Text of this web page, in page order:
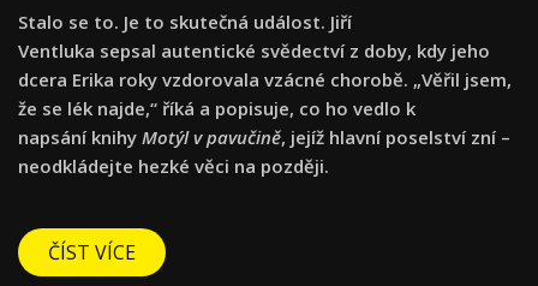
Stalo se to. Je to skutečná událost. Jiří
Ventluka sepsal autentické svědectví z doby, kdy jeho
dcera Erika roky vzdorovala vzácné chorobě. „Věřil jsem,
že se lék najde,“ říká a popisuje, co ho vedlo k
napsání knihy Motýl v pavučině, jejíž hlavní poselství zní –
neodkládejte hezké věci na později.
ČÍST VÍCE